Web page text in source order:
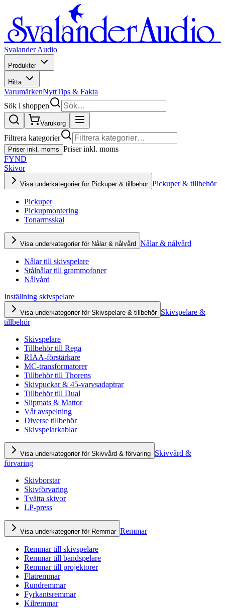
Svalander Audio
Produkter
Hitta
VarumärkenNyttTips & Fakta
Sök i shoppen
Varukorg
Filtrera kategorier
Priser inkl. moms Priser inkl. moms
FYND
Skivor
Visa underkategorier för Pickuper & tillbehör Pickuper & tillbehör
Pickuper
Pickupmontering
Tonarmsskal
Visa underkategorier för Nålar & nålvård Nålar & nålvård
Nålar till skivspelare
Stålnålar till grammofoner
Nålvård
Inställning skivspelare
Visa underkategorier för Skivspelare & tillbehör Skivspelare &
tillbehör
Skivspelare
Tillbehör till Rega
RIAA-förstärkare
MC-transformatorer
Tillbehör till Thorens
Skivpuckar & 45-varvsadaptrar
Tillbehör till Dual
Slipmats & Mattor
Våt avspelning
Diverse tillbehör
Skivspelarkablar
Visa underkategorier för Skivvård & förvaring Skivvård &
förvaring
Skivborstar
Skivförvaring
Tvätta skivor
LP-press
Visa underkategorier för Remmar Remmar
Remmar till skivspelare
Remmar till bandspelare
Remmar till projektorer
Flatremmar
Rundremmar
Fyrkantsremmar
Kilremmar